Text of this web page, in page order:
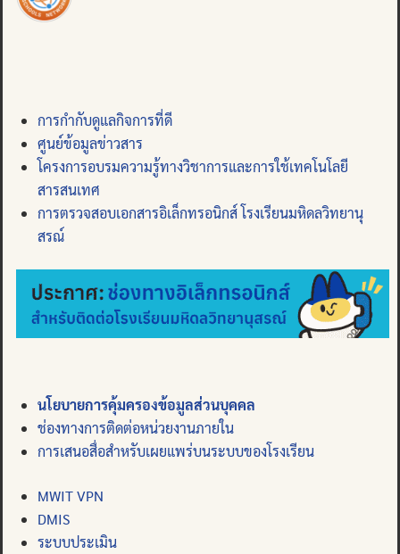
การกำกับดูแลกิจการที่ดี
ศูนย์ข้อมูลข่าวสาร
โครงการอบรมความรู้ทางวิชาการและการใช้เทคโนโลยี
สารสนเทศ
การตรวจสอบเอกสารอิเล็กทรอนิกส์ โรงเรียนมหิดลวิทยานุ
สรณ์
นโยบายการคุ้มครองข้อมูลส่วนบุคคล
ช่องทางการติดต่อหน่วยงานภายใน
การเสนอสื่อสำหรับเผยแพร่บนระบบของโรงเรียน
MWIT VPN
DMIS
ระบบประเมิน